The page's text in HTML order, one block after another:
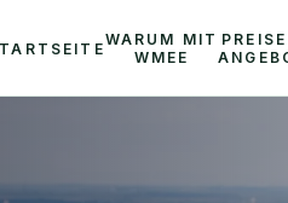
WARUM MIT
WMEE